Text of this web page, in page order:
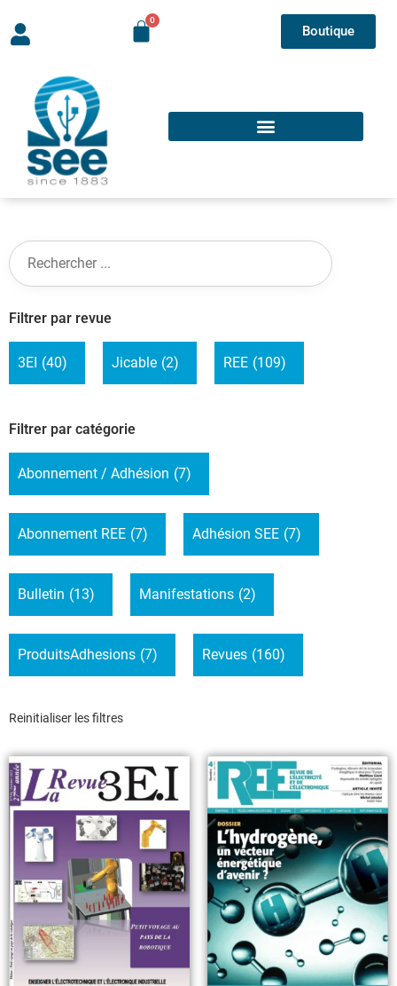
Boutique
Filtrer par revue
3EI (40) Jicable (2) REE (109)
Filtrer par catégorie
Abonnement / Adhésion (7)
Abonnement REE (7) Adhésion SEE (7)
Bulletin (13) Manifestations (2)
ProduitsAdhesions (7) Revues (160)
Reinitialiser les filtres